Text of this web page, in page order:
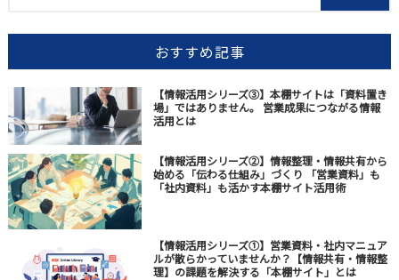
おすすめ記事
【情報活用シリーズ③】本棚サイトは「資料置き
場」ではありません。 営業成果につながる情報
活用とは
【情報活用シリーズ②】情報整理・情報共有から
始める「伝わる仕組み」づくり 「営業資料」も
「社内資料」も活かす本棚サイト活用術
【情報活用シリーズ①】営業資料・社内マニュア
ルが散らかっていませんか？【情報共有・情報整
理】の課題を解決する「本棚サイト」とは